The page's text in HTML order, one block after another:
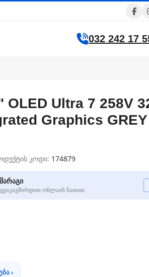
032 242 17
OLED Ultra 7 258V
Graphics GREY
კოდი: 174879
ონლაინ ჩათით
›